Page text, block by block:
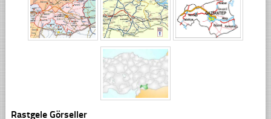
Rastgele Görseller